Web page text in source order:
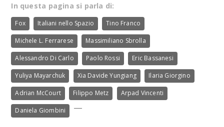
In questa pagina si parla di:
Fox Italiani nello Spazio Tino Franco
Michele L. Ferrarese Massimiliano Sbrolla
Alessandro Di Carlo Paolo Rossi Eric Bassanesi
Yuliya Mayarchuk Xia Davide Yungiang Ilaria Giorgino
Adrian McCourt Filippo Metz Arpad Vincenti
Daniela Giombini